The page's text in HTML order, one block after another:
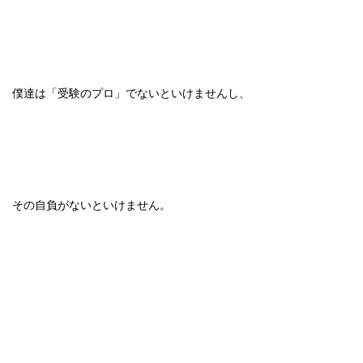
僕達は「受験のプロ」でないといけませんし、
その自負がないといけません。